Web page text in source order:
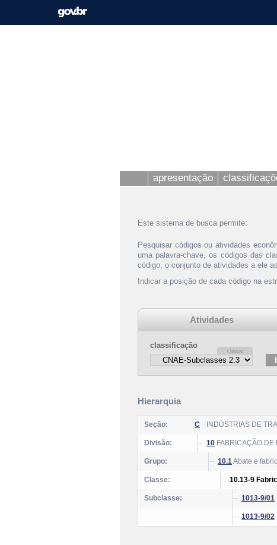
apresentação
Este sistema de busca permite:
Pesquisar códigos ou atividades
uma palavra-chave, os códigos das
código, o conjunto de atividades a ele
Indicar a posição de cada código na
Atividades
classificação
Hierarquia
Seção: C INDÚSTRIAS DE
Divisão: 10 FABRICAÇÃO
Grupo: 10.1Abate e
Classe: 10.13-9
Subclasse: 1013-9/01
1013-9/02